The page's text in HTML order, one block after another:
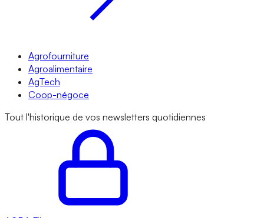
Agrofourniture
Agroalimentaire
AgTech
Coop-négoce
Tout l'historique de vos newsletters quotidiennes